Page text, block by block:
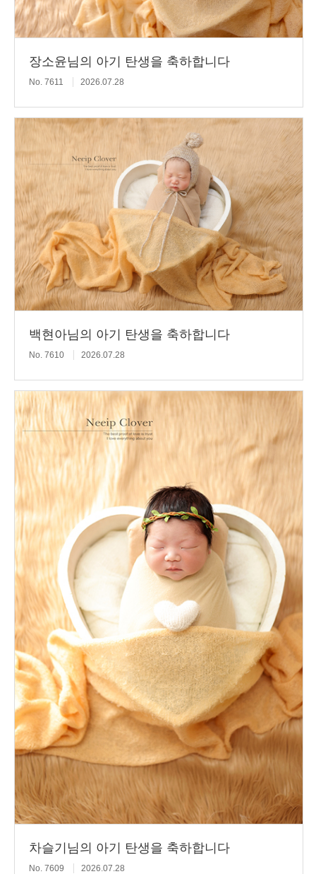
장소윤님의 아기 탄생을 축하합니다
No. 7611 2026.07.28
백현아님의 아기 탄생을 축하합니다
No. 7610 2026.07.28
차슬기님의 아기 탄생을 축하합니다
No. 7609 2026.07.28